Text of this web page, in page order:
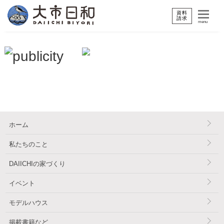
資料
請求
menu
ホーム
私たちのこと
DAIICHIの家づくり
イベント
モデルハウス
掲載書籍など